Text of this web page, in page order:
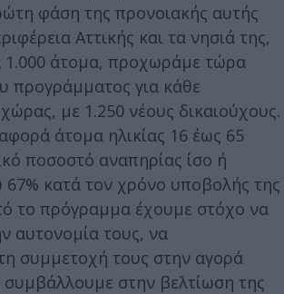
φάση της προνοιακής αυτής
Αττικής και τα νησιά της,
άτομα, προχωράμε τώρα
προγράμματος για κάθε
με 1.250 νέους δικαιούχους.
άτομα ηλικίας 16 έως 65
ποσοστό αναπηρίας ίσο ή
67% κατά τον χρόνο υποβολής της
το πρόγραμμα έχουμε στόχο να
αυτονομία τους, να
συμμετοχή τους στην αγορά
συμβάλλουμε στην βελτίωση της